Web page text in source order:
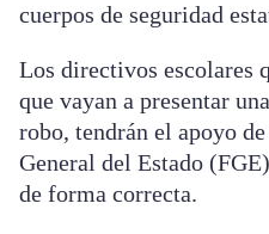
cuerpos de seguridad
Los directivos escolares
que vayan a presentar
robo, tendrán el apoyo
General del Estado
de forma correcta.